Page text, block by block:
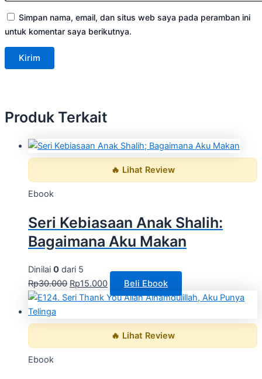
Simpan nama, email, dan situs web saya pada peramban ini
untuk komentar saya berikutnya.
Produk Terkait
🔥 Lihat Review
Ebook
Seri Kebiasaan Anak Shalih:
Bagaimana Aku Makan
Dinilai 0 dari 5
Rp30.000 Rp15.000 Beli Ebook
🔥 Lihat Review
Ebook